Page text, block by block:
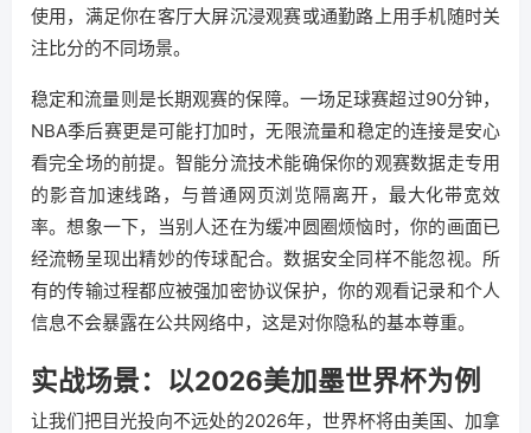
使用，满足你在客厅大屏沉浸观赛或通勤路上用手机随时关
注比分的不同场景。
稳定和流量则是长期观赛的保障。一场足球赛超过90分钟，
NBA季后赛更是可能打加时，无限流量和稳定的连接是安心
看完全场的前提。智能分流技术能确保你的观赛数据走专用
的影音加速线路，与普通网页浏览隔离开，最大化带宽效
率。想象一下，当别人还在为缓冲圆圈烦恼时，你的画面已
经流畅呈现出精妙的传球配合。数据安全同样不能忽视。所
有的传输过程都应被强加密协议保护，你的观看记录和个人
信息不会暴露在公共网络中，这是对你隐私的基本尊重。
实战场景：以2026美加墨世界杯为例
让我们把目光投向不远处的2026年，世界杯将由美国、加拿